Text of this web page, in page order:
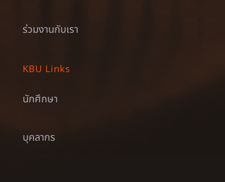
ร่วมงานกับเรา
KBU Links
นักศึกษา
บุคลากร